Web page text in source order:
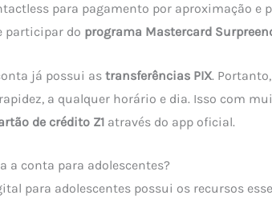
para pagamento por aproximação e
participar do programa Mastercard
já possui as transferências PIX.
a qualquer horário e dia. Isso com
de crédito Z1 através do app oficial.
a conta para adolescentes?
para adolescentes possui os recursos